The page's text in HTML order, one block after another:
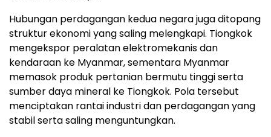
Hubungan perdagangan kedua negara juga ditopang
struktur ekonomi yang saling melengkapi. Tiongkok
mengekspor peralatan elektromekanis dan
kendaraan ke Myanmar, sementara Myanmar
memasok produk pertanian bermutu tinggi serta
sumber daya mineral ke Tiongkok. Pola tersebut
menciptakan rantai industri dan perdagangan yang
stabil serta saling menguntungkan.